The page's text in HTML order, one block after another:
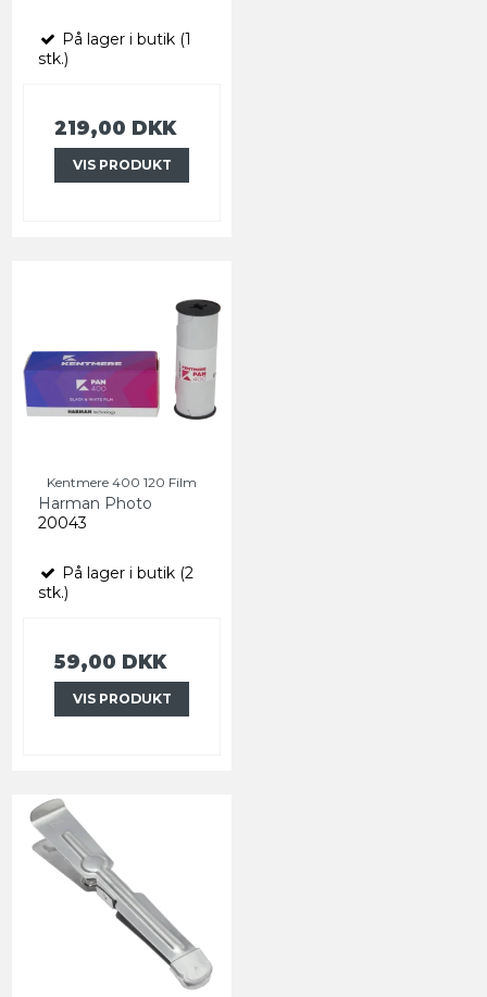
På lager i butik (1
stk.)
219,00 DKK
VIS PRODUKT
Kentmere 400 120 Film
Harman Photo
20043
På lager i butik (2
stk.)
59,00 DKK
VIS PRODUKT